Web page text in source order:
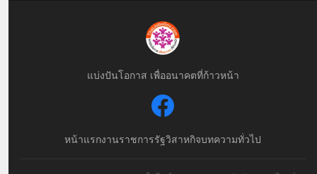
แบ่งปันโอกาส เพื่ออนาคตที่ก้าวหน้า
หน้าแรกงานราชการรัฐวิสาหกิจบทความทั่วไป